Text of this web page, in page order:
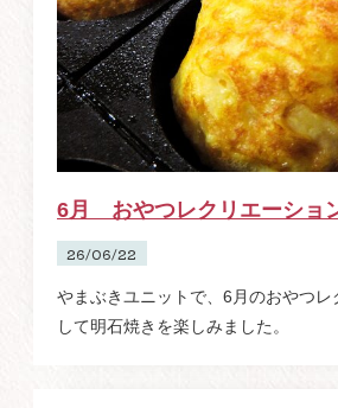
6月 おやつレクリエーショ
26/06/22
やまぶきユニットで、6月のおやつレ
して明石焼きを楽しみました。